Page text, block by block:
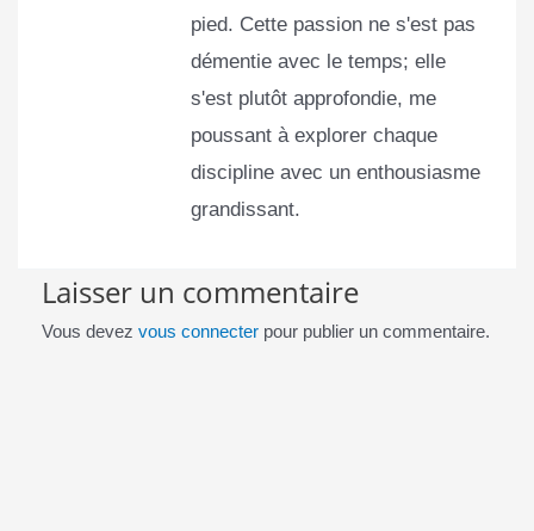
pied. Cette passion ne s'est pas
démentie avec le temps; elle
s'est plutôt approfondie, me
poussant à explorer chaque
discipline avec un enthousiasme
grandissant.
Laisser un commentaire
Vous devez vous connecterpour publier un commentaire.